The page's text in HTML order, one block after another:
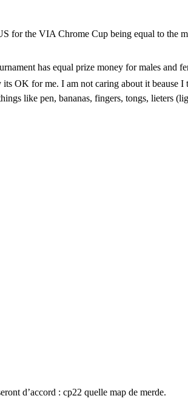
for the VIA Chrome Cup being equal to the
has equal prize money for males
OK for me. I am not caring about it
like pen, bananas, fingers, tongs, lieters
d’accord : cp22 quelle map de merde.